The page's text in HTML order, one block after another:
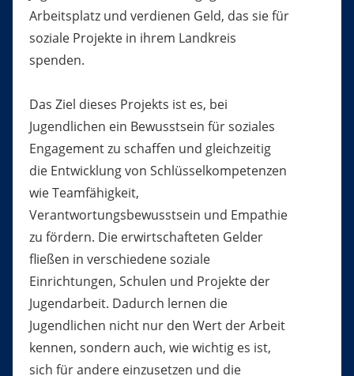
Arbeitsplatz und verdienen Geld, das sie für
soziale Projekte in ihrem Landkreis
spenden.
Das Ziel dieses Projekts ist es, bei
Jugendlichen ein Bewusstsein für soziales
Engagement zu schaffen und gleichzeitig
die Entwicklung von Schlüsselkompetenzen
wie Teamfähigkeit,
Verantwortungsbewusstsein und Empathie
zu fördern. Die erwirtschafteten Gelder
fließen in verschiedene soziale
Einrichtungen, Schulen und Projekte der
Jugendarbeit. Dadurch lernen die
Jugendlichen nicht nur den Wert der Arbeit
kennen, sondern auch, wie wichtig es ist,
sich für andere einzusetzen und die